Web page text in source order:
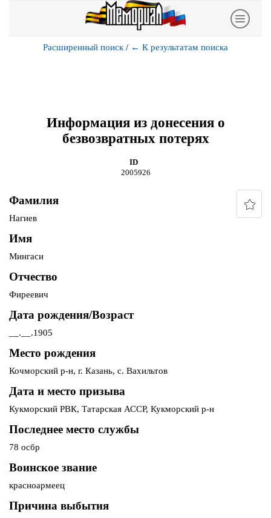
Расширенный поиск / ← К результатам поиска
Информация из донесения о
безвозвратных потерях
ID
2005926
Фамилия
Нагиев
Имя
Мингаси
Отчество
Фиреевич
Дата рождения/Возраст
__.__.1905
Место рождения
Кочморский р-н, г. Казань, с. Вахильтов
Дата и место призыва
Кукморский РВК, Татарская АССР, Кукморский р-н
Последнее место службы
78 осбр
Воинское звание
красноармеец
Причина выбытия